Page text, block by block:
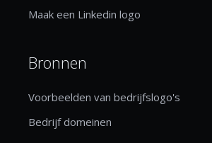
Maak een Linkedin logo
Bronnen
Voorbeelden van bedrijfslogo's
Bedrijf domeinen